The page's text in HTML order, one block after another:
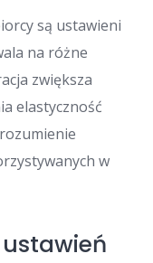
są ustawieni
na różne
zwiększa
elastyczność
w